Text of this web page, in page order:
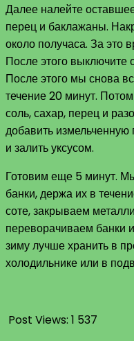
Далее налейте
перец и баклажаны.
около получаса. За это
После этого выключите
После этого мы снова
течение 20 минут.
соль, сахар, перец и
добавить измельченную
и залить уксусом.
Готовим еще 5 минут.
банки, держа их в
соте, закрываем
переворачиваем банки
зиму лучше хранить в
холодильнике или в
Post Views: 1 537